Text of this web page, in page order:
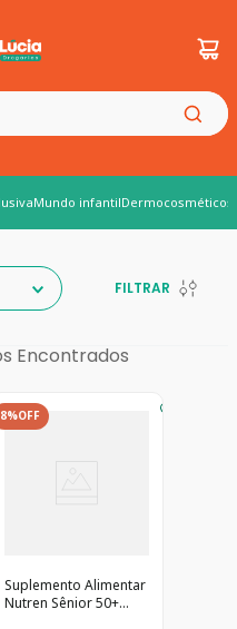
Mundo infantilDermocosméticos
FILTRAR
8%OFF
Suplemento Alimentar
Nutren Sênior 50+